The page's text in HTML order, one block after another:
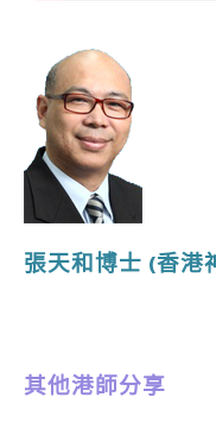
張天和博士 (香港
其他港師分享